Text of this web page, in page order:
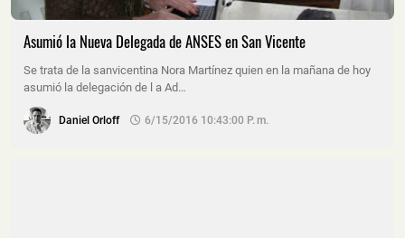
Asumió la Nueva Delegada de ANSES en San Vicente
Se trata de la sanvicentina Nora Martínez quien en la mañana de hoy
asumió la delegación de l a Ad…
Daniel Orloff 6/15/2016 10:43:00 P. M.